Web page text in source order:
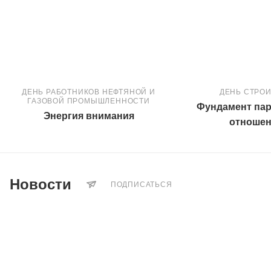
ДЕНЬ РАБОТНИКОВ НЕФТЯНОЙ И
ГАЗОВОЙ ПРОМЫШЛЕННОСТИ
Энергия внимания
ДЕНЬ
Фундамент
Новости ПОДПИСАТЬСЯ